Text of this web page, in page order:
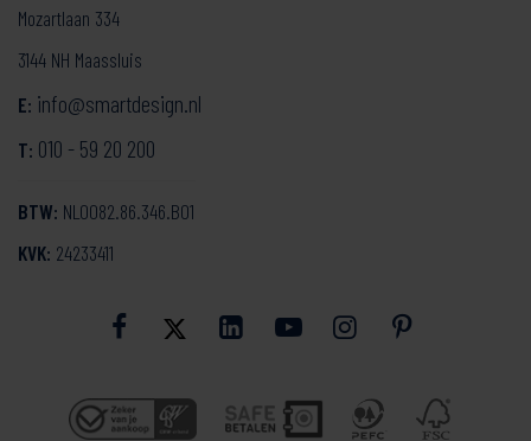
Mozartlaan 334
3144 NH Maassluis
E: info@smartdesign.nl
T: 010 - 59 20 200
BTW: NL0082.86.346.B01
KVK: 24233411